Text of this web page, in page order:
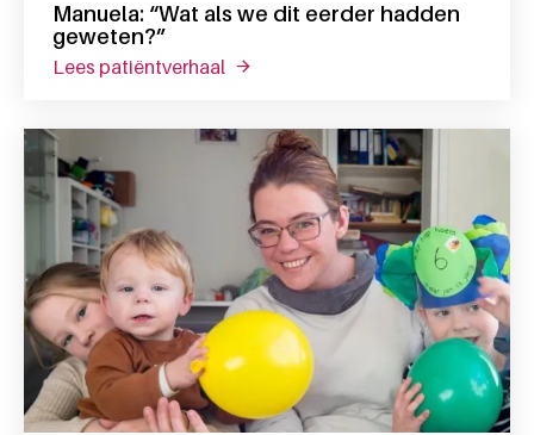
Manuela: “Wat als we dit eerder hadden
geweten?”
lees patiëntverhaal over manuela: “wat als we dit